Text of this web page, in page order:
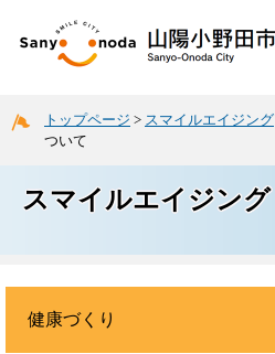
トップページ > スマイルエイジング
ついて
スマイルエイジング
健康づくり